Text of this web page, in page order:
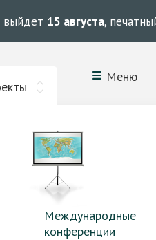
выйдет 15 августа,
Меню
Международные
конференции